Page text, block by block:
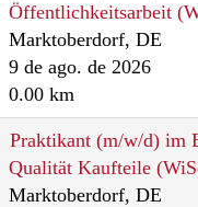
Öffentlichkeitsarbeit
Marktoberdorf, DE
9 de ago. de 2026
0.00 km
Praktikant (m/w/d) im
Qualität Kaufteile
Marktoberdorf, DE